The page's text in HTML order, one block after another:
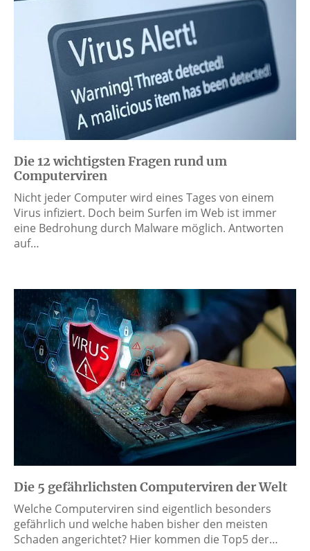
Die 12 wichtigsten Fragen rund um
Computerviren
Nicht jeder Computer wird eines Tages von einem
Virus infiziert. Doch beim Surfen im Web ist immer
eine Bedrohung durch Malware möglich. Antworten
auf…
Die 5 gefährlichsten Computerviren der Welt
Welche Computerviren sind eigentlich besonders
gefährlich und welche haben bisher den meisten
Schaden angerichtet? Hier kommen die Top5 der…